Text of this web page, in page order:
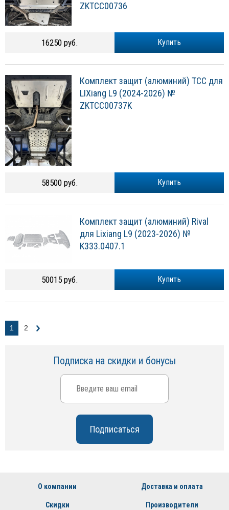
ZKTCC00736
Купить
16250 руб.
Комплект защит (алюминий) ТСС для
LIXiang L9 (2024-2026) №
ZKTCC00737K
Купить
58500 руб.
Комплект защит (алюминий) Rival
для Lixiang L9 (2023-2026) №
K333.0407.1
Купить
50015 руб.
1 2
Подписка на скидки и бонусы
О компании Доставка и оплата
Скидки Производители